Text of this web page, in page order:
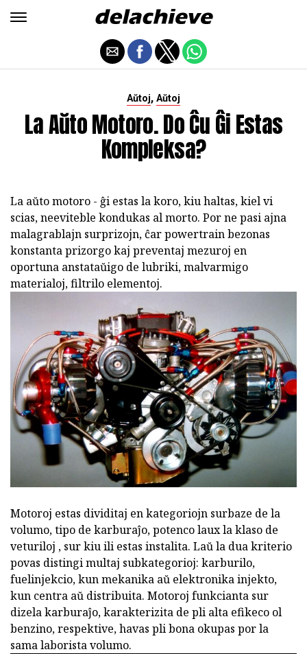
Aŭtoj, Aŭtoj
La Aŭto Motoro. Do Ĉu Ĝi Estas
Kompleksa?
La aŭto motoro - ĝi estas la koro, kiu haltas, kiel vi
scias, neeviteble kondukas al morto. Por ne pasi ajna
malagrablajn surprizojn, ĉar powertrain bezonas
konstanta prizorgo kaj preventaj mezuroj en
oportuna anstataŭigo de lubriki, malvarmigo
materialoj, filtrilo elementoj.
Motoroj estas dividitaj en kategoriojn surbaze de la
volumo, tipo de karburaĵo, potenco laux la klaso de
veturiloj , sur kiu ili estas instalita. Laŭ la dua kriterio
povas distingi multaj subkategorioj: karburilo,
fuelinjekcio, kun mekanika aŭ elektronika injekto,
kun centra aŭ distribuita. Motoroj funkcianta sur
dizela karburaĵo, karakterizita de pli alta efikeco ol
benzino, respektive, havas pli bona okupas por la
sama laborista volumo.